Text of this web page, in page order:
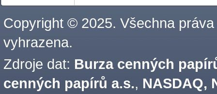
Copyright © 2025. Všechna práva
vyhrazena.
Zdroje dat: Burza cenných
cenných papírů a.s., NASDAQ,